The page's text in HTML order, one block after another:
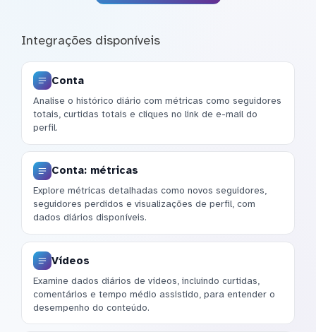
Integrações disponíveis
Conta
Analise o histórico diário com métricas como seguidores
totais, curtidas totais e cliques no link de e-mail do
perfil.
Conta: métricas
Explore métricas detalhadas como novos seguidores,
seguidores perdidos e visualizações de perfil, com
dados diários disponíveis.
Vídeos
Examine dados diários de vídeos, incluindo curtidas,
comentários e tempo médio assistido, para entender o
desempenho do conteúdo.